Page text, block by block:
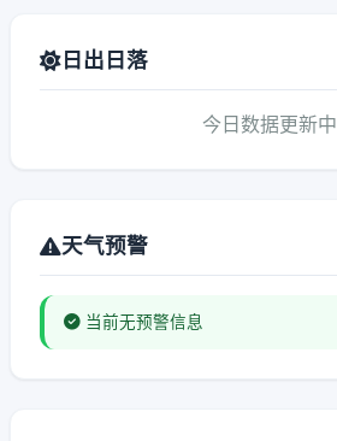
日出日落
今日数据更新中
天气预警
当前无预警信息